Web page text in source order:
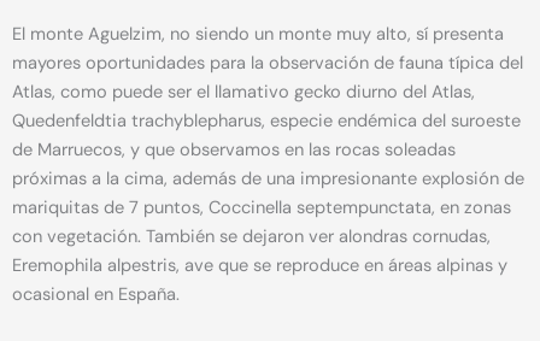
El monte Aguelzim, no siendo un monte muy alto, sí presenta
mayores oportunidades para la observación de fauna típica del
Atlas, como puede ser el llamativo gecko diurno del Atlas,
Quedenfeldtia trachyblepharus, especie endémica del suroeste
de Marruecos, y que observamos en las rocas soleadas
próximas a la cima, además de una impresionante explosión de
mariquitas de 7 puntos, Coccinella septempunctata, en zonas
con vegetación. También se dejaron ver alondras cornudas,
Eremophila alpestris, ave que se reproduce en áreas alpinas y
ocasional en España.